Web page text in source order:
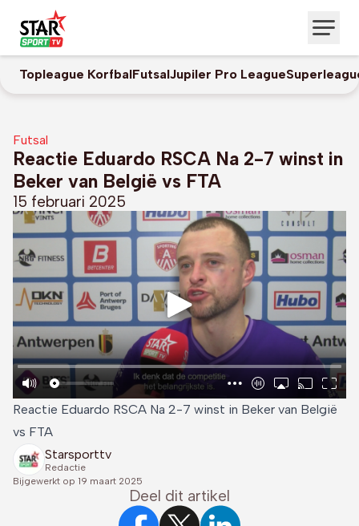
Topleague KorfbalFutsalJupiler Pro League
Futsal
Reactie Eduardo RSCA Na 2-7 winst in
Beker van België vs FTA
15 februari 2025
Reactie Eduardo RSCA Na 2-7 winst in Beker van België
vs FTA
Starsporttv
Redactie
Bijgewerkt op 19 maart 2025
Deel dit artikel